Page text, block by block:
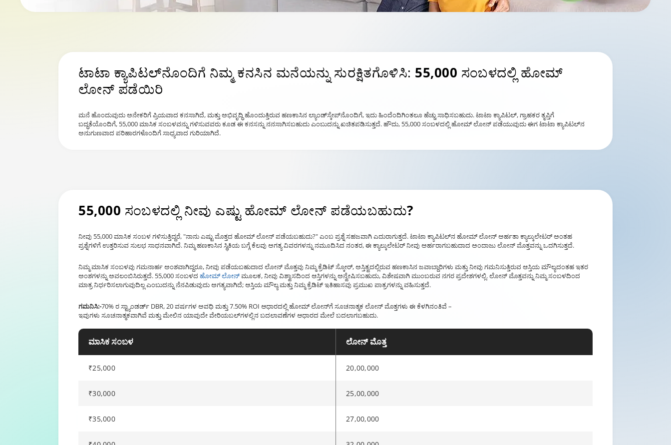
ಟಾಟಾ ಕ್ಯಾಪಿಟಲ್‌ನೊಂದಿಗೆ ನಿಮ್ಮ ಕನಸಿನ ಮನೆಯನ್ನು ಸುರಕ್ಷಿತಗೊಳಿಸಿ: 55,000 ಸಂಬಳದಲ್ಲಿ ಹೋಮ್
ಲೋನ್ ಪಡೆಯಿರಿ
ಮನೆ ಹೊಂದುವುದು ಅನೇಕರಿಗೆ ಪ್ರಿಯವಾದ ಕನಸಾಗಿದೆ, ಮತ್ತು ಅಭಿವೃದ್ಧಿ ಹೊಂದುತ್ತಿರುವ ಹಣಕಾಸಿನ ಲ್ಯಾಂಡ್‌ಸ್ಕೇಪ್‌ನೊಂದಿಗೆ, ಇದು ಹಿಂದೆಂದಿಗಿಂತಲೂ ಹೆಚ್ಚು ಸಾಧಿಸಬಹುದು. ಟಾಟಾ ಕ್ಯಾಪಿಟಲ್, ಗ್ರಾಹಕರ ತೃಪ್ತಿಗೆ
ಬದ್ಧತೆಯೊಂದಿಗೆ, 55,000 ಮಾಸಿಕ ಸಂಬಳವನ್ನು ಗಳಿಸುವವರು ಕೂಡ ಈ ಕನಸನ್ನು ನನಸಾಗಿಸಬಹುದು ಎಂಬುದನ್ನು ಖಚಿತಪಡಿಸುತ್ತದೆ. ಹೌದು, 55,000 ಸಂಬಳದಲ್ಲಿ ಹೋಮ್ ಲೋನ್ ಪಡೆಯುವುದು ಈಗ ಟಾಟಾ ಕ್ಯಾಪಿಟಲ್‌ನ
ಅನುಗುಣವಾದ ಪರಿಹಾರಗಳೊಂದಿಗೆ ಸಾಧ್ಯವಾದ ಗುರಿಯಾಗಿದೆ.
55,000 ಸಂಬಳದಲ್ಲಿ ನೀವು ಎಷ್ಟು ಹೋಮ್ ಲೋನ್ ಪಡೆಯಬಹುದು?
ನೀವು 55,000 ಮಾಸಿಕ ಸಂಬಳ ಗಳಿಸುತ್ತಿದ್ದರೆ, "ನಾನು ಎಷ್ಟು ಮೊತ್ತದ ಹೋಮ್ ಲೋನ್ ಪಡೆಯಬಹುದು?" ಎಂಬ ಪ್ರಶ್ನೆ ಸಹಜವಾಗಿ ಎದುರಾಗುತ್ತದೆ. ಟಾಟಾ ಕ್ಯಾಪಿಟಲ್‌ನ ಹೋಮ್ ಲೋನ್ ಅರ್ಹತಾ ಕ್ಯಾಲ್ಕುಲೇಟರ್ ಅಂತಹ
ಪ್ರಶ್ನೆಗಳಿಗೆ ಉತ್ತರಿಸುವ ಸುಲಭ ಸಾಧನವಾಗಿದೆ. ನಿಮ್ಮ ಹಣಕಾಸಿನ ಸ್ಥಿತಿಯ ಬಗ್ಗೆ ಕೆಲವು ಅಗತ್ಯ ವಿವರಗಳನ್ನು ನಮೂದಿಸಿದ ನಂತರ, ಈ ಕ್ಯಾಲ್ಕುಲೇಟರ್ ನೀವು ಅರ್ಹರಾಗಬಹುದಾದ ಅಂದಾಜು ಲೋನ್ ಮೊತ್ತವನ್ನು ಒದಗಿಸುತ್ತದೆ.
ನಿಮ್ಮ ಮಾಸಿಕ ಸಂಬಳವು ಗಮನಾರ್ಹ ಅಂಶವಾಗಿದ್ದರೂ, ನೀವು ಪಡೆಯಬಹುದಾದ ಲೋನ್ ಮೊತ್ತವು ನಿಮ್ಮ ಕ್ರೆಡಿಟ್ ಸ್ಕೋರ್, ಅಸ್ತಿತ್ವದಲ್ಲಿರುವ ಹಣಕಾಸಿನ ಜವಾಬ್ದಾರಿಗಳು ಮತ್ತು ನೀವು ಗಮನಿಸುತ್ತಿರುವ ಆಸ್ತಿಯ ಮೌಲ್ಯದಂತಹ ಇತರ
ಅಂಶಗಳನ್ನು ಅವಲಂಬಿಸಿರುತ್ತದೆ. 55,000 ಸಂಬಳದ ಹೋಮ್ ಲೋನ್ಮೂಲಕ, ನೀವು ವಿಶ್ವಾಸದಿಂದ ಆಸ್ತಿಗಳನ್ನು ಅನ್ವೇಷಿಸಬಹುದು, ವಿಶೇಷವಾಗಿ ಮುಂಬರುವ ನಗರ ಪ್ರದೇಶಗಳಲ್ಲಿ. ಲೋನ್ ಮೊತ್ತವನ್ನು ನಿಮ್ಮ ಸಂಬಳದಿಂದ
ಮಾತ್ರ ನಿರ್ಧರಿಸಲಾಗುವುದಿಲ್ಲ ಎಂಬುದನ್ನು ನೆನಪಿಡುವುದು ಅಗತ್ಯವಾಗಿದೆ; ಆಸ್ತಿಯ ಮೌಲ್ಯ ಮತ್ತು ನಿಮ್ಮ ಕ್ರೆಡಿಟ್ ಇತಿಹಾಸವು ಪ್ರಮುಖ ಪಾತ್ರಗಳನ್ನು ವಹಿಸುತ್ತದೆ.
ಗಮನಿಸಿ:-70% ರ ಸ್ಟ್ಯಾಂಡರ್ಡ್ DBR, 20 ವರ್ಷಗಳ ಅವಧಿ ಮತ್ತು 7.50% ROI ಆಧಾರದಲ್ಲಿ ಹೋಮ್ ಲೋನ್‌ಗೆ ಸೂಚನಾತ್ಮಕ ಲೋನ್ ಮೊತ್ತಗಳು ಈ ಕೆಳಗಿನಂತಿವೆ –
ಇವುಗಳು ಸೂಚನಾತ್ಮಕವಾಗಿವೆ ಮತ್ತು ಮೇಲಿನ ಯಾವುದೇ ವೇರಿಯಬಲ್‌ಗಳಲ್ಲಿನ ಬದಲಾವಣೆಗಳ ಆಧಾರದ ಮೇಲೆ ಬದಲಾಗಬಹುದು.
ಮಾಸಿಕ ಸಂಬಳ ಲೋನ್ ಮೊತ್ತ
₹25,000 20,00,000
₹30,000 25,00,000
₹35,000 27,00,000